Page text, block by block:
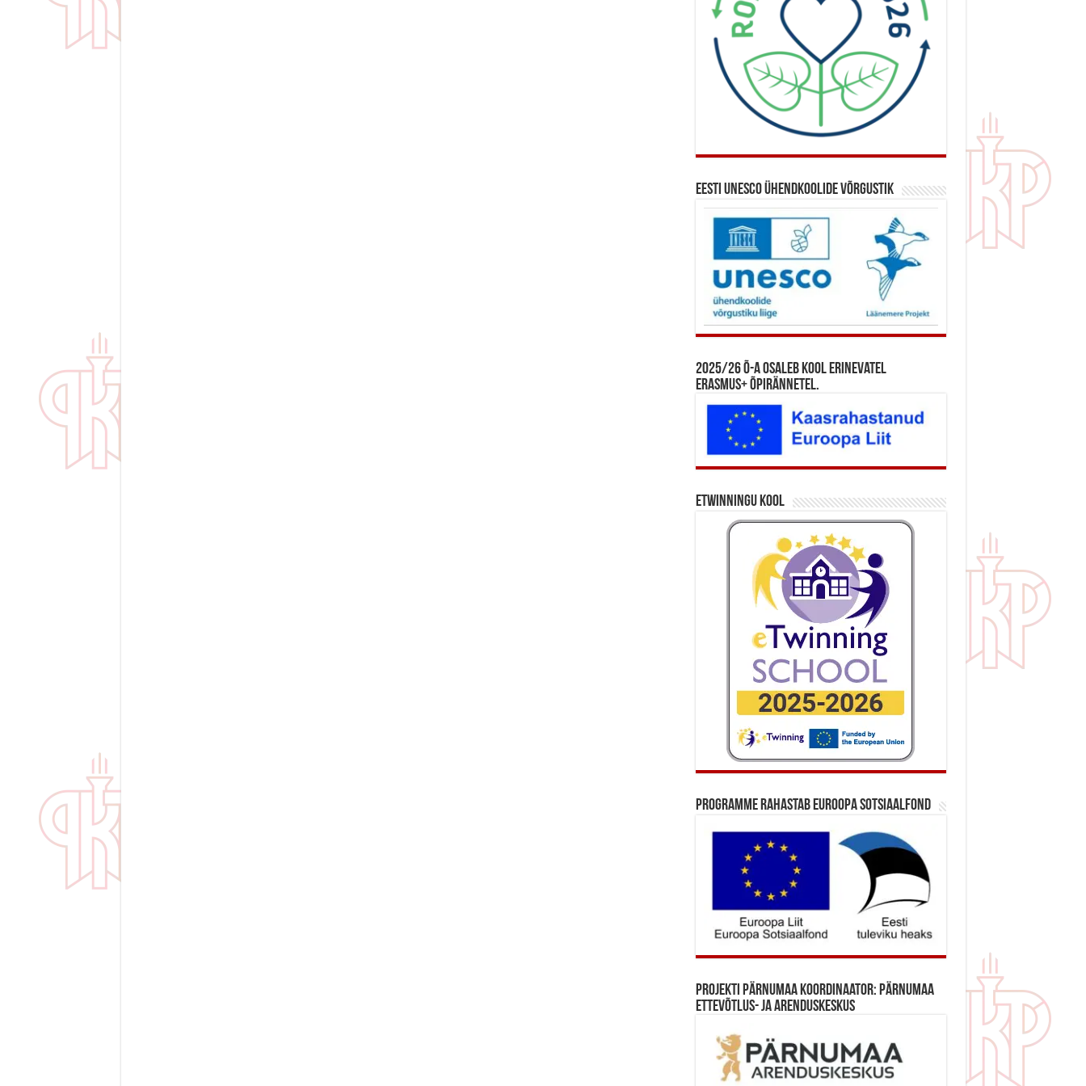
Eesti UNESCO ühendkoolide võrgustik
2025/26 õ-a osaleb kool erinevatel
Erasmus+ õpirännetel.
eTwinningu kool
Programme rahastab Euroopa Sotsiaalfond
Projekti Pärnumaa koordinaator: Pärnumaa
Ettevõtlus- ja Arenduskeskus